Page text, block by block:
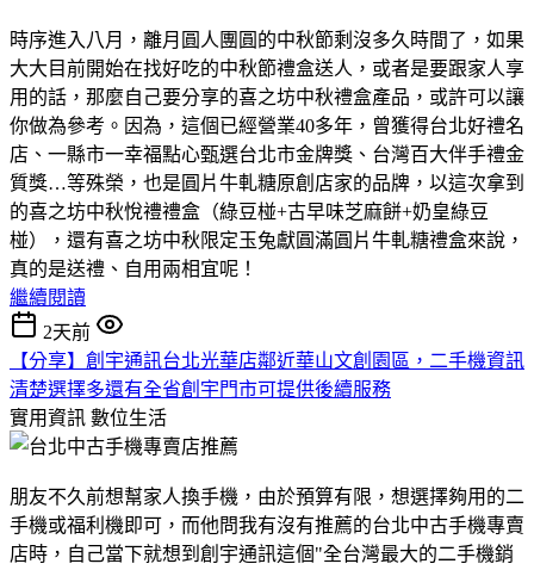
時序進入八月，離月圓人團圓的中秋節剩沒多久時間了，如果
大大目前開始在找好吃的中秋節禮盒送人，或者是要跟家人享
用的話，那麼自己要分享的喜之坊中秋禮盒產品，或許可以讓
你做為參考。因為，這個已經營業40多年，曾獲得台北好禮名
店、一縣市一幸福點心甄選台北市金牌獎、台灣百大伴手禮金
質獎…等殊榮，也是圓片牛軋糖原創店家的品牌，以這次拿到
的喜之坊中秋悅禮禮盒（綠豆椪+古早味芝麻餅+奶皇綠豆
椪），還有喜之坊中秋限定玉兔獻圓滿圓片牛軋糖禮盒來說，
真的是送禮、自用兩相宜呢！
繼續閱讀
2天前
【分享】創宇通訊台北光華店鄰近華山文創園區，二手機資訊
清楚選擇多還有全省創宇門市可提供後續服務
實用資訊 數位生活
朋友不久前想幫家人換手機，由於預算有限，想選擇夠用的二
手機或福利機即可，而他問我有沒有推薦的台北中古手機專賣
店時，自己當下就想到創宇通訊這個"全台灣最大的二手機銷